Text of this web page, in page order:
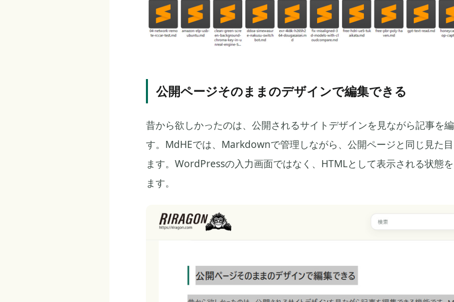
公開ページそのままのデザインで編集できる
昔から欲しかったのは、公開されるサイトデザインを見ながら記事を
す。MdHEでは、Markdownで管理しながら、公開ページと同じ見た
ます。WordPressの入力画面ではなく、HTMLとして表示される状態
ます。